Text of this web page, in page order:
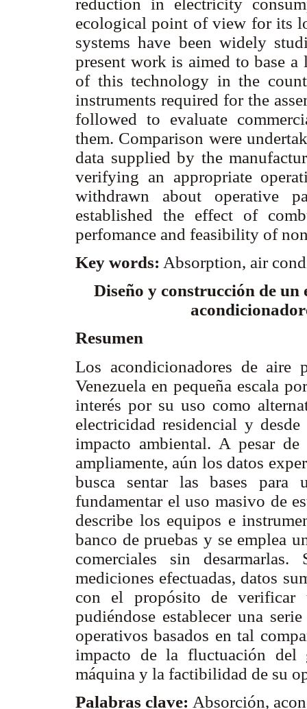
ecological point of view for its
systems have been widely
present work is aimed to base
of this technology in the
instruments required for the
followed to evaluate
them. Comparison were
data supplied by the
verifying an appropriate
withdrawn about operative
established the effect of
perfomance and feasibility of
Key words: Absorption, air
Diseño y construcción de
Resumen
Los acondicionadores de aire
Venezuela en pequeña escala
interés por su uso como
electricidad residencial y
impacto ambiental. A pesar
ampliamente, aún los datos
busca sentar las bases
fundamentar el uso masivo de
describe los equipos e
banco de pruebas y se emplea
comerciales sin desarmarlas.
mediciones efectuadas, datos
con el propósito de verificar
pudiéndose establecer una
operativos basados en tal
impacto de la fluctuación del
máquina y la factibilidad de su
Palabras clave: Absorción,